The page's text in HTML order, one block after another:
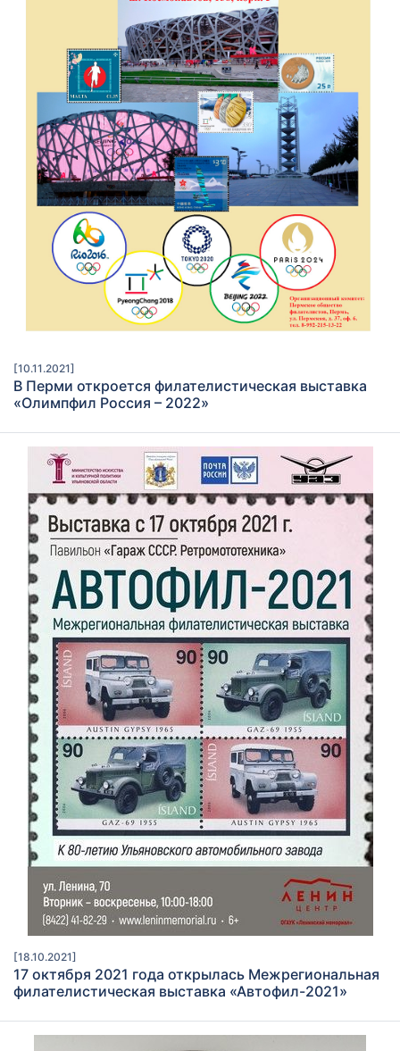
[10.11.2021]
В Перми откроется филателистическая выставка
«Олимпфил Россия – 2022»
[18.10.2021]
17 октября 2021 года открылась Межрегиональная
филателистическая выставка «Автофил-2021»